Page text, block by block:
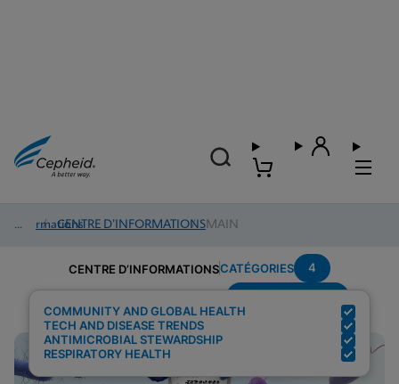
Informations
/ CENTRE D’INFORMATIONS
/ MAIN
CENTRE D’INFORMATIONSCATÉGORIES 4
COMMUNITY AND GLOBAL HEALTH
TECH AND DISEASE TRENDS
ANTIMICROBIAL STEWARDSHIP
RESPIRATORY HEALTH